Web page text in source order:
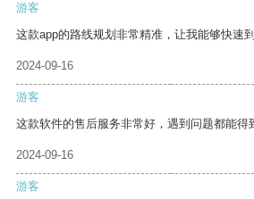
游客
这款app的路线规划非常精准，让我能够快速到
2024-09-16
游客
这款软件的售后服务非常好，遇到问题都能得
2024-09-16
游客